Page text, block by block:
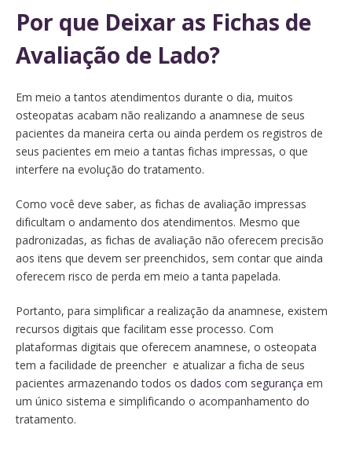
Por que Deixar as Fichas de
Avaliação de Lado?
Em meio a tantos atendimentos durante o dia, muitos
osteopatas acabam não realizando a anamnese de seus
pacientes da maneira certa ou ainda perdem os registros de
seus pacientes em meio a tantas fichas impressas, o que
interfere na evolução do tratamento.
Como você deve saber, as fichas de avaliação impressas
dificultam o andamento dos atendimentos. Mesmo que
padronizadas, as fichas de avaliação não oferecem precisão
aos itens que devem ser preenchidos, sem contar que ainda
oferecem risco de perda em meio a tanta papelada.
Portanto, para simplificar a realização da anamnese, existem
recursos digitais que facilitam esse processo. Com
plataformas digitais que oferecem anamnese, o osteopata
tem a facilidade de preencher e atualizar a ficha de seus
pacientes armazenando todos os dados com segurança em
um único sistema e simplificando o acompanhamento do
tratamento.